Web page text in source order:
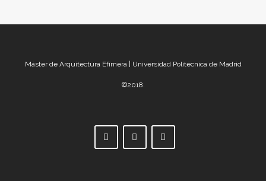
Máster de Arquitectura Efímera | Universidad Politécnica de Madrid
©2018.